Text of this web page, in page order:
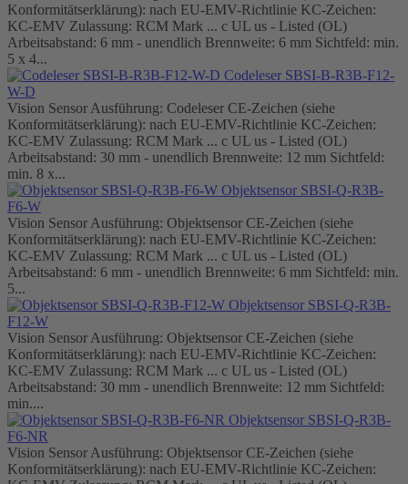
Konformitätserklärung): nach EU-EMV-Richtlinie KC-Zeichen:
KC-EMV Zulassung: RCM Mark ... c UL us - Listed (OL)
Arbeitsabstand: 6 mm - unendlich Brennweite: 6 mm Sichtfeld: min.
5 x 4...
Codeleser SBSI-B-R3B-F12-
W-D
Vision Sensor Ausführung: Codeleser CE-Zeichen (siehe
Konformitätserklärung): nach EU-EMV-Richtlinie KC-Zeichen:
KC-EMV Zulassung: RCM Mark ... c UL us - Listed (OL)
Arbeitsabstand: 30 mm - unendlich Brennweite: 12 mm Sichtfeld:
min. 8 x...
Objektsensor SBSI-Q-R3B-
F6-W
Vision Sensor Ausführung: Objektsensor CE-Zeichen (siehe
Konformitätserklärung): nach EU-EMV-Richtlinie KC-Zeichen:
KC-EMV Zulassung: RCM Mark ... c UL us - Listed (OL)
Arbeitsabstand: 6 mm - unendlich Brennweite: 6 mm Sichtfeld: min.
5...
Objektsensor SBSI-Q-R3B-
F12-W
Vision Sensor Ausführung: Objektsensor CE-Zeichen (siehe
Konformitätserklärung): nach EU-EMV-Richtlinie KC-Zeichen:
KC-EMV Zulassung: RCM Mark ... c UL us - Listed (OL)
Arbeitsabstand: 30 mm - unendlich Brennweite: 12 mm Sichtfeld:
min....
Objektsensor SBSI-Q-R3B-
F6-NR
Vision Sensor Ausführung: Objektsensor CE-Zeichen (siehe
Konformitätserklärung): nach EU-EMV-Richtlinie KC-Zeichen: